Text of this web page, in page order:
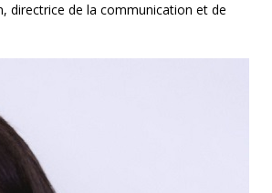
directrice de la communication et de